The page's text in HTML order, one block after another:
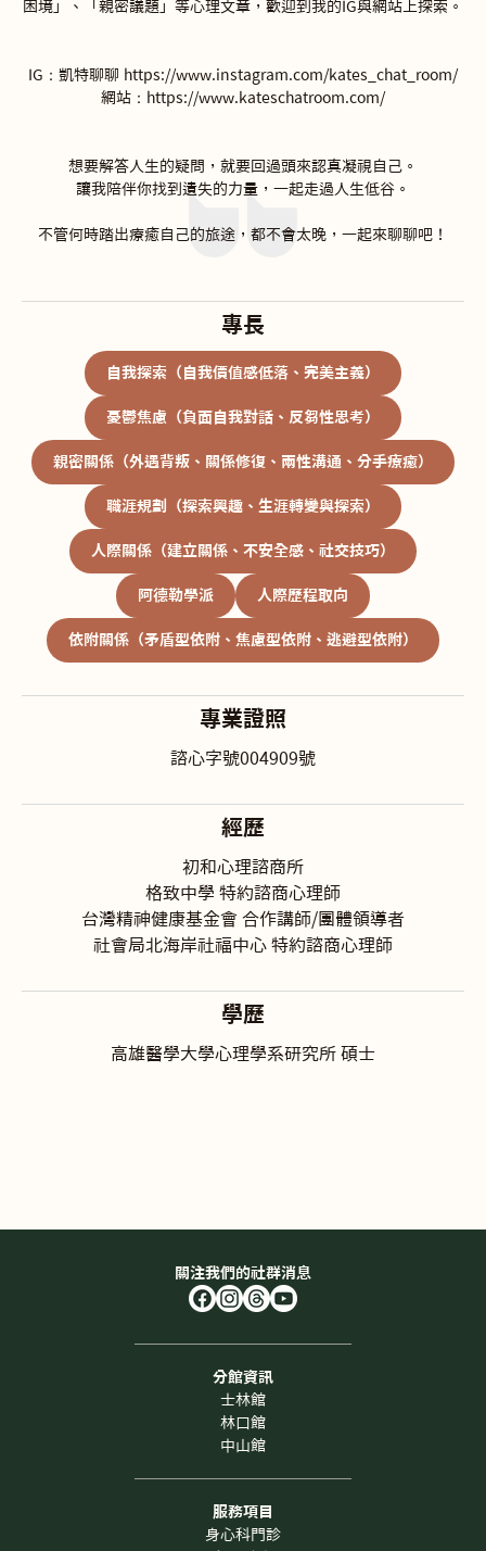
困境」、「親密議題」等心理文章，歡迎到我的IG與網站上探索。
IG：凱特聊聊 https://www.instagram.com/kates_chat_room/
網站：https://www.kateschatroom.com/
想要解答人生的疑問，就要回過頭來認真凝視自己。
讓我陪伴你找到遺失的力量，一起走過人生低谷。
不管何時踏出療癒自己的旅途，都不會太晚，一起來聊聊吧！
專長
自我探索（自我價值感低落、完美主義）
憂鬱焦慮（負面自我對話、反芻性思考）
親密關係（外遇背叛、關係修復、兩性溝通、分手療癒）
職涯規劃（探索興趣、生涯轉變與探索）
人際關係（建立關係、不安全感、社交技巧）
阿德勒學派 人際歷程取向
依附關係（矛盾型依附、焦慮型依附、逃避型依附）
專業證照
諮心字號004909號
經歷
初和心理諮商所
格致中學 特約諮商心理師
台灣精神健康基金會 合作講師/團體領導者
社會局北海岸社福中心 特約諮商心理師
學歷
高雄醫學大學心理學系研究所 碩士
關注我們的社群消息
分館資訊
士林館
林口館
中山館
服務項目
身心科門診